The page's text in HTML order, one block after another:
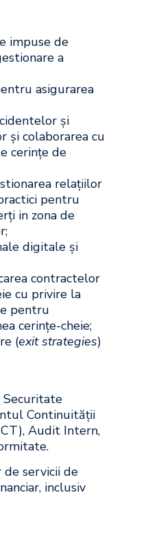
impuse de
a
asigurarea
și
și colaborarea cu
cerințe de
relațiilor
pentru
in zona de
digitale și
contractelor
cu privire la
pentru
cerințe-cheie;
(exit strategies)
Securitate
Continuității
Audit Intern,
servicii de
inclusiv